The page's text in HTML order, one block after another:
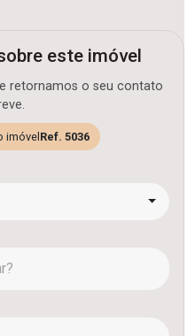
este imóvel
retornamos o seu contato
imóvel Ref. 5036